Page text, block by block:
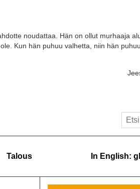
noudattaa. Hän on ollut murhaaja
Kun hän puhuu valhetta, niin hän
Talous In English: